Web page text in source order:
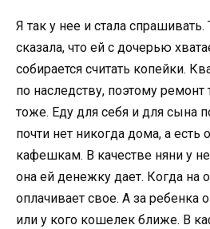
Я так у нее и стала
сказала, что ей с дочерью
собирается считать копейки.
по наследству, поэтому ремонт
тоже. Еду для себя и для сына
почти нет никогда дома, а есть
кафешкам. В качестве няни у
она ей денежку дает. Когда на
оплачивает свое. А за ребенка
или у кого кошелек ближе. В